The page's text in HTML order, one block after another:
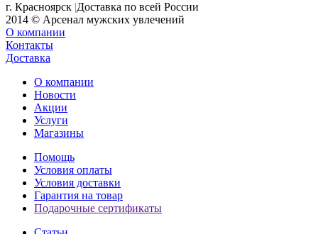
г. Красноярск |Доставка по всей России
2014 © Арсенал мужских увлечений
О компании
Контакты
Доставка
О компании
Новости
Акции
Услуги
Магазины
Помощь
Условия оплаты
Условия доставки
Гарантия на товар
Подарочные сертификаты